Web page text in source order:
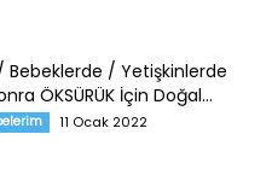
/ Yetişkinlerde
ÖKSÜRÜK İçin Doğal...
11 Ocak 2022